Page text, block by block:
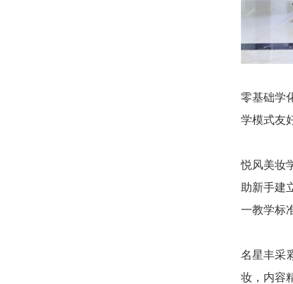
零基础学
学模式友
悦风美妆
助新手建
一教学标
名星丰采
妆，内容